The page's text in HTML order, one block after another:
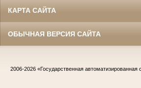
КАРТА САЙТА
ОБЫЧНАЯ ВЕРСИЯ САЙТА
2006-2026 «Государственная